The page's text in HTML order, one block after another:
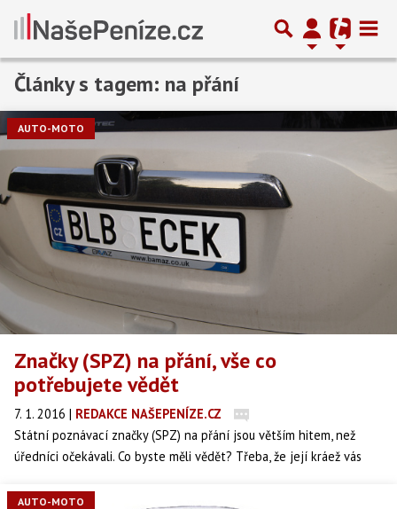
Články s tagem: na přání
AUTO-MOTO
Značky (SPZ) na přání, vše co
potřebujete vědět
7. 1. 2016 | REDAKCE NAŠEPENÍZE.CZ
Státní poznávací značky (SPZ) na přání jsou větším hitem, než
úředníci očekávali. Co byste měli vědět? Třeba, že její kráež vás
SPZ na přání.
AUTO-MOTO